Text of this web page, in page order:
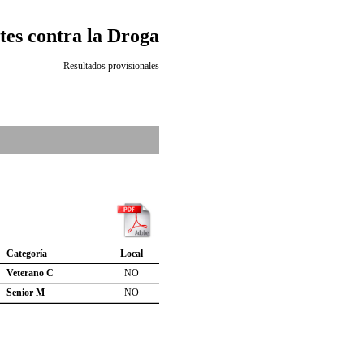
contra la Droga
Resultados provisionales
Categoría
Local
Veterano C
NO
Senior M
NO